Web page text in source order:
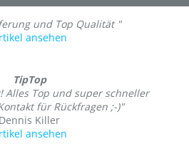
und Top Qualität "
ansehen
TipTop
Alles Top und super schneller
für Rückfragen ;-)"
Dennis Killer
ansehen